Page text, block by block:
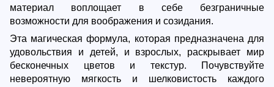
материал воплощает в себе безграничные
возможности для воображения и созидания.
Эта магическая формула, которая предназначена для
удовольствия и детей, и взрослых, раскрывает мир
бесконечных цветов и текстур. Почувствуйте
невероятную мягкость и шелковистость каждого